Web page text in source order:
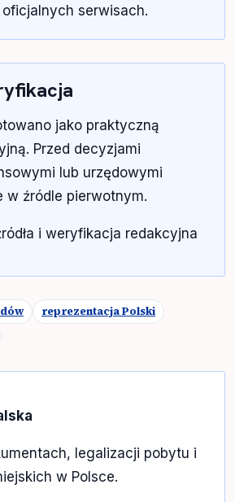
serwisach.
jako praktyczną
Przed decyzjami
lub urzędowymi
w źródle pierwotnym.
i weryfikacja redakcyjna
reprezentacja Polski
legalizacji pobytu i
w Polsce.